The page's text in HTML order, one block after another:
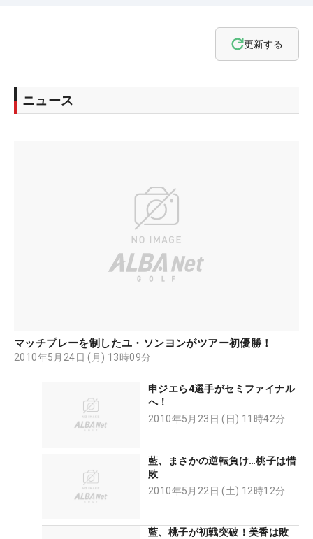
更新する
ニュース
マッチプレーを制したユ・ソンヨンがツアー初優勝！
2010年5月24日 (月) 13時09分
申ジエら4選手がセミファイナル
へ！
2010年5月23日 (日) 11時42分
藍、まさかの逆転負け…桃子は惜
敗
2010年5月22日 (土) 12時12分
藍、桃子が初戦突破！美香は敗